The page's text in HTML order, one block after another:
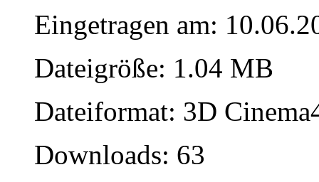
Eingetragen am:
Dateigröße: 1.04 MB
Dateiformat: 3D
Downloads: 63